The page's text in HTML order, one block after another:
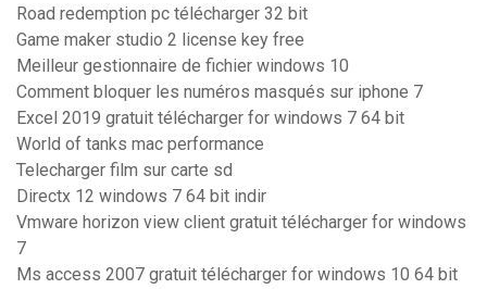
Road redemption pc télécharger 32 bit
Game maker studio 2 license key free
Meilleur gestionnaire de fichier windows 10
Comment bloquer les numéros masqués sur iphone 7
Excel 2019 gratuit télécharger for windows 7 64 bit
World of tanks mac performance
Telecharger film sur carte sd
Directx 12 windows 7 64 bit indir
Vmware horizon view client gratuit télécharger for windows
7
Ms access 2007 gratuit télécharger for windows 10 64 bit